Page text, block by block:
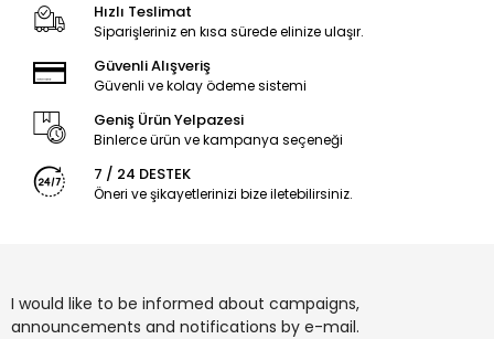
Hızlı Teslimat
Siparişleriniz en kısa sürede elinize ulaşır.
Güvenli Alışveriş
Güvenli ve kolay ödeme sistemi
Geniş Ürün Yelpazesi
Binlerce ürün ve kampanya seçeneği
7 / 24 DESTEK
Öneri ve şikayetlerinizi bize iletebilirsiniz.
I would like to be informed about campaigns,
announcements and notifications by e-mail.